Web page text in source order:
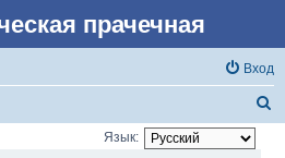
прачечная
Вход
Язык: